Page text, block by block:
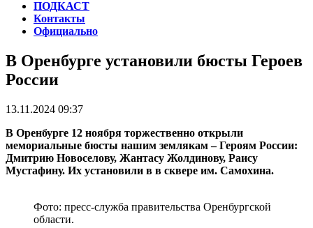
ПОДКАСТ
Контакты
Официально
В Оренбурге установили бюсты Героев
России
13.11.2024 09:37
В Оренбурге 12 ноября торжественно открыли
мемориальные бюсты нашим землякам – Героям России:
Дмитрию Новоселову, Жантасу Жолдинову, Раису
Мустафину. Их установили в в сквере им. Самохина.
Фото: пресс-служба правительства Оренбургской
области.